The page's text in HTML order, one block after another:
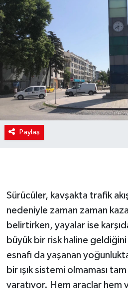
Paylaş
Sürücüler, kavşakta trafik
nedeniyle zaman zaman
belirtirken, yayalar ise
büyük bir risk haline
esnafı da yaşanan
bir ışık sistemi olmaması
yaratıyor. Hem araçlar hem